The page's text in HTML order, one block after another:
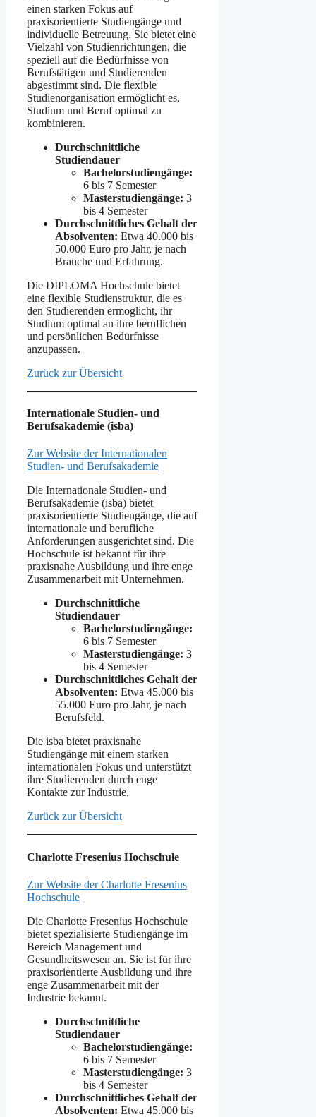
einen starken Fokus auf
praxisorientierte Studiengänge und
individuelle Betreuung. Sie bietet eine
Vielzahl von Studienrichtungen, die
speziell auf die Bedürfnisse von
Berufstätigen und Studierenden
abgestimmt sind. Die flexible
Studienorganisation ermöglicht es,
Studium und Beruf optimal zu
kombinieren.
Durchschnittliche
Studiendauer
Bachelorstudiengänge:
6 bis 7 Semester
Masterstudiengänge: 3
bis 4 Semester
Durchschnittliches Gehalt der
Absolventen: Etwa 40.000 bis
50.000 Euro pro Jahr, je nach
Branche und Erfahrung.
Die DIPLOMA Hochschule bietet
eine flexible Studienstruktur, die es
den Studierenden ermöglicht, ihr
Studium optimal an ihre beruflichen
und persönlichen Bedürfnisse
anzupassen.
Zurück zur Übersicht
Internationale Studien- und
Berufsakademie (isba)
Zur Website der Internationalen
Studien- und Berufsakademie
Die Internationale Studien- und
Berufsakademie (isba) bietet
praxisorientierte Studiengänge, die auf
internationale und berufliche
Anforderungen ausgerichtet sind. Die
Hochschule ist bekannt für ihre
praxisnahe Ausbildung und ihre enge
Zusammenarbeit mit Unternehmen.
Durchschnittliche
Studiendauer
Bachelorstudiengänge:
6 bis 7 Semester
Masterstudiengänge: 3
bis 4 Semester
Durchschnittliches Gehalt der
Absolventen: Etwa 45.000 bis
55.000 Euro pro Jahr, je nach
Berufsfeld.
Die isba bietet praxisnahe
Studiengänge mit einem starken
internationalen Fokus und unterstützt
ihre Studierenden durch enge
Kontakte zur Industrie.
Zurück zur Übersicht
Charlotte Fresenius Hochschule
Zur Website der Charlotte Fresenius
Hochschule
Die Charlotte Fresenius Hochschule
bietet spezialisierte Studiengänge im
Bereich Management und
Gesundheitswesen an. Sie ist für ihre
praxisorientierte Ausbildung und ihre
enge Zusammenarbeit mit der
Industrie bekannt.
Durchschnittliche
Studiendauer
Bachelorstudiengänge:
6 bis 7 Semester
Masterstudiengänge: 3
bis 4 Semester
Durchschnittliches Gehalt der
Absolventen: Etwa 45.000 bis